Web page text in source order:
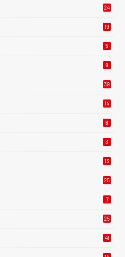
24
19
5
9
39
14
6
3
13
25
7
25
41